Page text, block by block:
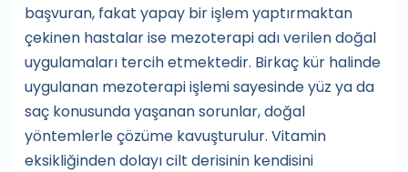
başvuran, fakat yapay bir işlem yaptırmaktan
çekinen hastalar ise mezoterapi adı verilen doğal
uygulamaları tercih etmektedir. Birkaç kür halinde
uygulanan mezoterapi işlemi sayesinde yüz ya da
saç konusunda yaşanan sorunlar, doğal
yöntemlerle çözüme kavuşturulur. Vitamin
eksikliğinden dolayı cilt derisinin kendisini